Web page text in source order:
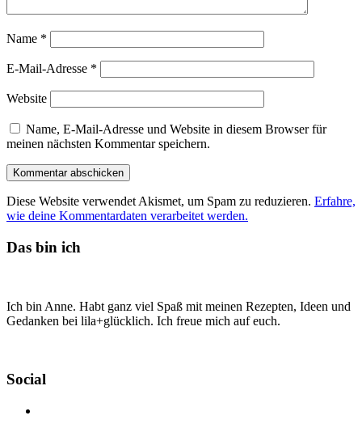
Name *
E-Mail-Adresse *
Website
Name, E-Mail-Adresse und Website in diesem Browser für
meinen nächsten Kommentar speichern.
Diese Website verwendet Akismet, um Spam zu reduzieren. Erfahre,
wie deine Kommentardaten verarbeitet werden.
Das bin ich
Ich bin Anne. Habt ganz viel Spaß mit meinen Rezepten, Ideen und
Gedanken bei lila+glücklich. Ich freue mich auf euch.
Social